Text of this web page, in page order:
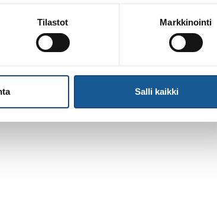
Tilastot Markkinointi
Salli kaikki